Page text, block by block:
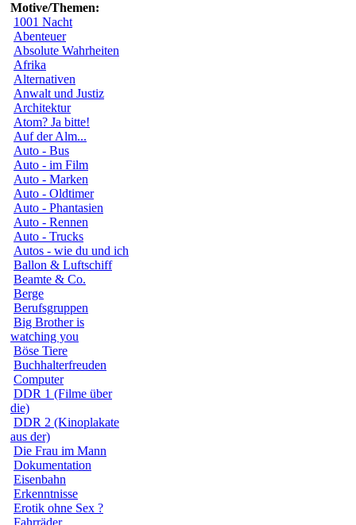
Motive/Themen:
1001 Nacht
Abenteuer
Absolute Wahrheiten
Afrika
Alternativen
Anwalt und Justiz
Architektur
Atom? Ja bitte!
Auf der Alm...
Auto - Bus
Auto - im Film
Auto - Marken
Auto - Oldtimer
Auto - Phantasien
Auto - Rennen
Auto - Trucks
Autos - wie du und ich
Ballon & Luftschiff
Beamte & Co.
Berge
Berufsgruppen
Big Brother is
watching you
Böse Tiere
Buchhalterfreuden
Computer
DDR 1 (Filme über
die)
DDR 2 (Kinoplakate
aus der)
Die Frau im Mann
Dokumentation
Eisenbahn
Erkenntnisse
Erotik ohne Sex ?
Fahrräder